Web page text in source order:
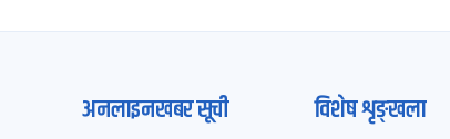
अनलाइनखबर सूची विशेष शृङ्खला